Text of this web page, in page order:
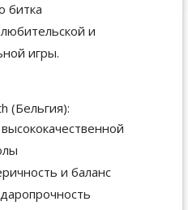
битка
и
игры.
(Бельгия):
и баланс